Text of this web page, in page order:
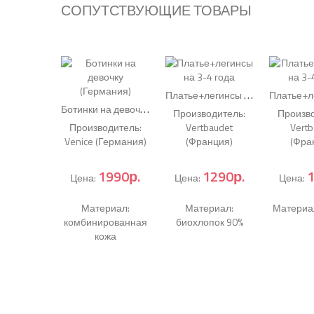
СОПУТСТВУЮЩИЕ ТОВАРЫ
Б
отинки на девочку (Германия) (Код:0430.1
Производитель:
Venice (Германия)
Цена: 1990р.
Материал:
комбинированная
кожа
П
латье+легинсы на 3-4 года
Производитель:
Vertbaudet
(Франция)
Цена: 1290р.
Материал:
биохлопок 90%
Цена: